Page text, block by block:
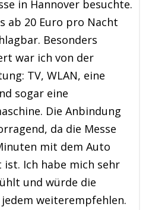
in Hannover besuchte.
ab 20 Euro pro Nacht
Besonders
war ich von der
TV, WLAN, eine
sogar eine
Die Anbindung
da die Messe
mit dem Auto
Ich habe mich sehr
und würde die
weiterempfehlen.